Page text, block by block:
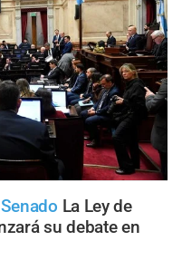
La Ley de
su debate en